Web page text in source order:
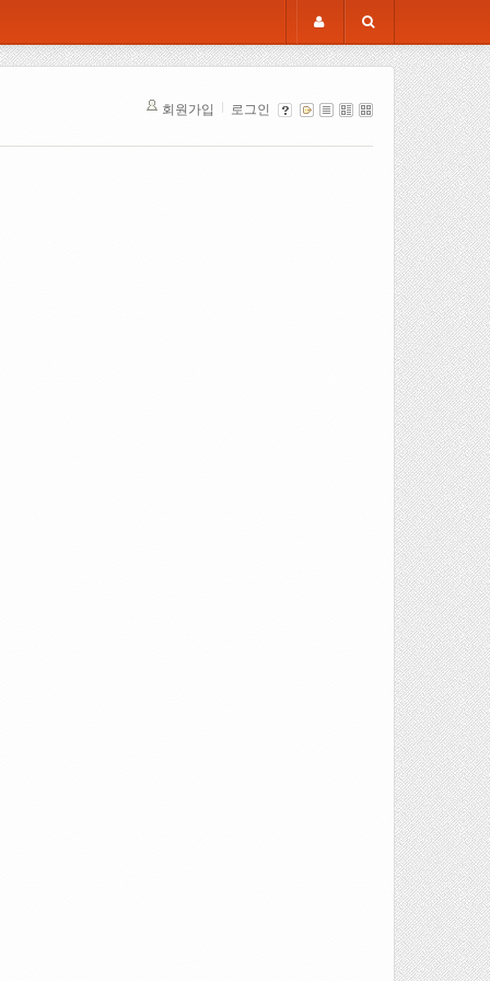
회원가입 로그인